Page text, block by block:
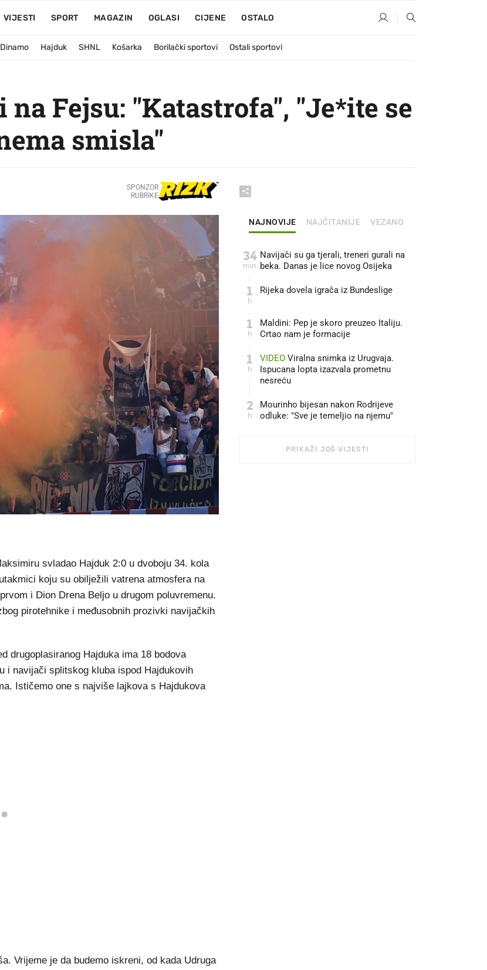
VIJESTI SPORT MAGAZIN OGLASI CIJENE OSTALO
Dinamo Hajduk SHNL Košarka Borilački sportovi Ostali sportovi
Fejsu: "Katastrofa", "Je*ite se
smisla"
SPONZOR
RUBRIKE
svladao Hajduk 2:0 u dvoboju 34. kola
koju su obilježili vatrena atmosfera na
i Dion Drena Beljo u drugom poluvremenu.
pirotehnike i međusobnih prozivki navijačkih
drugoplasiranog Hajduka ima 18 bodova
i navijači splitskog kluba ispod Hajdukovih
Ističemo one s najviše lajkova s Hajdukova
Vrijeme je da budemo iskreni, od kada Udruga
NAJNOVIJE NAJČITANIJE VEZANO
34
min
Navijači su ga tjerali, treneri gurali na
beka. Danas je lice novog Osijeka
1
h
Rijeka dovela igrača iz Bundeslige
1
h
Maldini: Pep je skoro preuzeo Italiju.
Crtao nam je formacije
1
h
VIDEO Viralna snimka iz Urugvaja.
Ispucana lopta izazvala prometnu
nesreću
2
h
Mourinho bijesan nakon Rodrijeve
odluke: "Sve je temeljio na njemu"
PRIKAŽI JOŠ VIJESTI